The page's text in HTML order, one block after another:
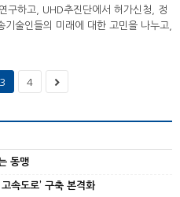
구하고, UHD추진단에서 허가신청, 정
술인들의 미래에 대한 고민을 나누고,
3 4
동맹
속도로’ 구축 본격화